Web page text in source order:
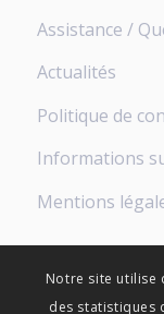
Assistance /
Actualités
Politique de
Informations
Mentions
Notre site utilise
des statistiques